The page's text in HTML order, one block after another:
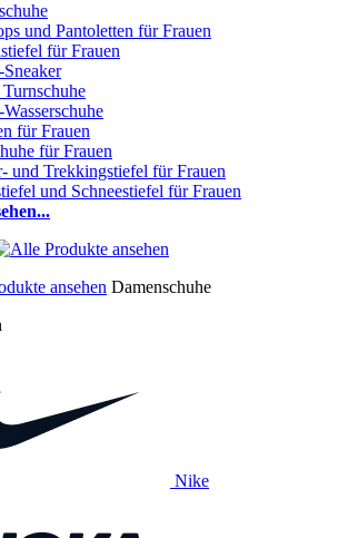
und Pantoletten für Frauen
für Frauen
für Frauen
für Frauen
und Trekkingstiefel für Frauen
und Schneestiefel für Frauen
ansehen Damenschuhe
Nike